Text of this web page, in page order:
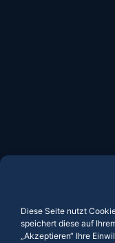
Diese Seite nutzt
speichert diese auf
„Akzeptieren“ Ihre